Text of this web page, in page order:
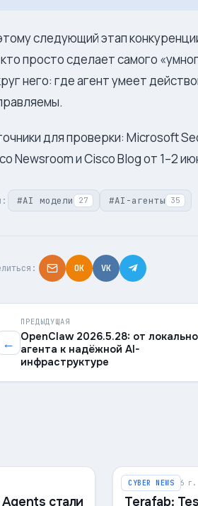
следующий этап
просто сделает самого
него: где агент умеет
для проверки: Microsoft
Newsroom и Cisco Blog от 1–2
#AI модели 27 #AI-агенты 35
OK VK
←
ПРЕДЫДУЩАЯ
OpenClaw 2026.5.28: от
агента к надёжной AI-
инфраструктуре
стали
CYBER NEWS
8 августа 2026 г.
Terafab: